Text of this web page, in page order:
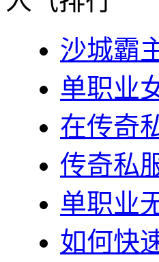
沙城霸
单职业
在传奇
传奇私
单职业
如何快